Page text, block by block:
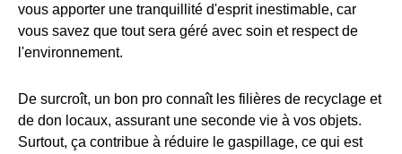
vous apporter une tranquillité d'esprit inestimable, car
vous savez que tout sera géré avec soin et respect de
l'environnement.
De surcroît, un bon pro connaît les filières de recyclage et
de don locaux, assurant une seconde vie à vos objets.
Surtout, ça contribue à réduire le gaspillage, ce qui est